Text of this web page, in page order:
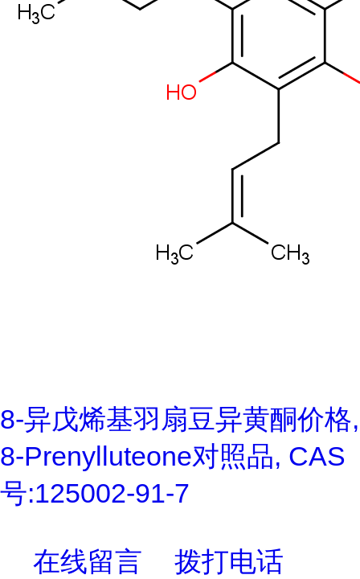
8-异戊烯基羽扇豆异黄酮价格,
8-Prenylluteone对照品, CAS
号:125002-91-7
在线留言 拨打电话